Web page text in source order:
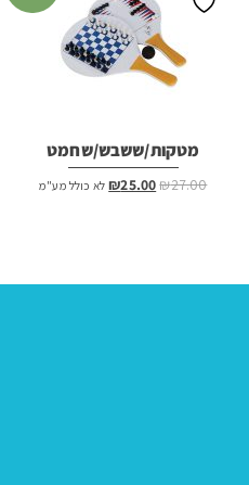
מטקות/ששבש/שחמט
₪27.00
המחיר₪25.00 המחיר
לא כולל מע"מ